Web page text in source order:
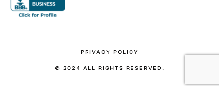
© 2024 ALL RIGHTS RESERVED.
PRIVACY POLICY